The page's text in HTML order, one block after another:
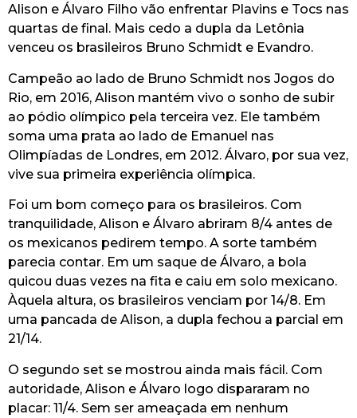
Alison e Álvaro Filho vão enfrentar Plavins e Tocs nas
quartas de final. Mais cedo a dupla da Letônia
venceu os brasileiros Bruno Schmidt e Evandro.
Campeão ao lado de Bruno Schmidt nos Jogos do
Rio, em 2016, Alison mantém vivo o sonho de subir
ao pódio olímpico pela terceira vez. Ele também
soma uma prata ao lado de Emanuel nas
Olimpíadas de Londres, em 2012. Álvaro, por sua vez,
vive sua primeira experiência olímpica.
Foi um bom começo para os brasileiros. Com
tranquilidade, Alison e Álvaro abriram 8/4 antes de
os mexicanos pedirem tempo. A sorte também
parecia contar. Em um saque de Álvaro, a bola
quicou duas vezes na fita e caiu em solo mexicano.
Àquela altura, os brasileiros venciam por 14/8. Em
uma pancada de Alison, a dupla fechou a parcial em
21/14.
O segundo set se mostrou ainda mais fácil. Com
autoridade, Alison e Álvaro logo dispararam no
placar: 11/4. Sem ser ameaçada em nenhum